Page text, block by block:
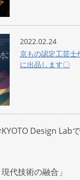
2022.02.24
京もの認定工芸士
に出品します〇
Design Lab
代技術の融合」